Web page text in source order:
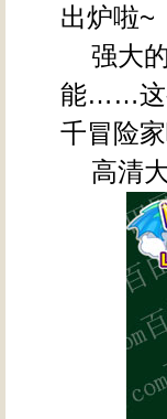
出炉啦~
强大的
能……这
千冒险
高清大